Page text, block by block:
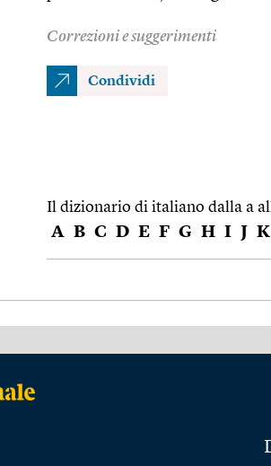
Correzioni e suggerimenti
Condividi
Il dizionario di italiano dalla a
A B C D E F G H I J K